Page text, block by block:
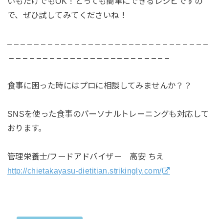
で、ぜひ試してみてくださいね！
– – – – – – – – – – – – – – – – – – – – – – – – – – – – – –
– – – – – – – – – – – – – – – – – – – – – – – –
食事に困った時にはプロに相談してみませんか？？
SNSを使った食事のパーソナルトレーニングも対応して
おります。
管理栄養士/フードアドバイザー 高安 ちえ
http://chietakayasu-dietitian.strikingly.com/